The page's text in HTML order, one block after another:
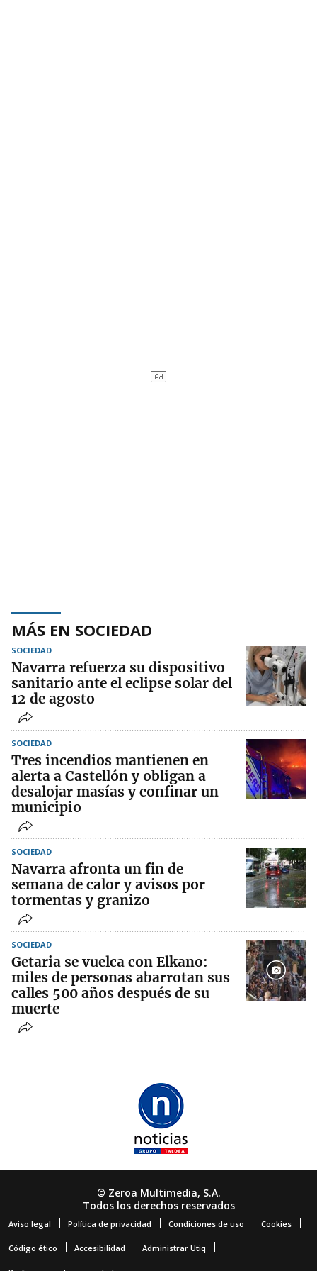
MÁS EN SOCIEDAD
SOCIEDAD
Navarra refuerza su dispositivo
sanitario ante el eclipse solar del
12 de agosto
SOCIEDAD
Tres incendios mantienen en
alerta a Castellón y obligan a
desalojar masías y confinar un
municipio
SOCIEDAD
Navarra afronta un fin de
semana de calor y avisos por
tormentas y granizo
SOCIEDAD
Getaria se vuelca con Elkano:
miles de personas abarrotan sus
calles 500 años después de su
muerte
© Zeroa Multimedia, S.A.
Todos los derechos reservados
Aviso legal Política de privacidad Condiciones de uso Cookies
Código ético Accesibilidad Administrar Utiq